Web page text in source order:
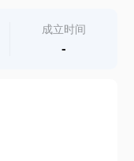
成立时间
-